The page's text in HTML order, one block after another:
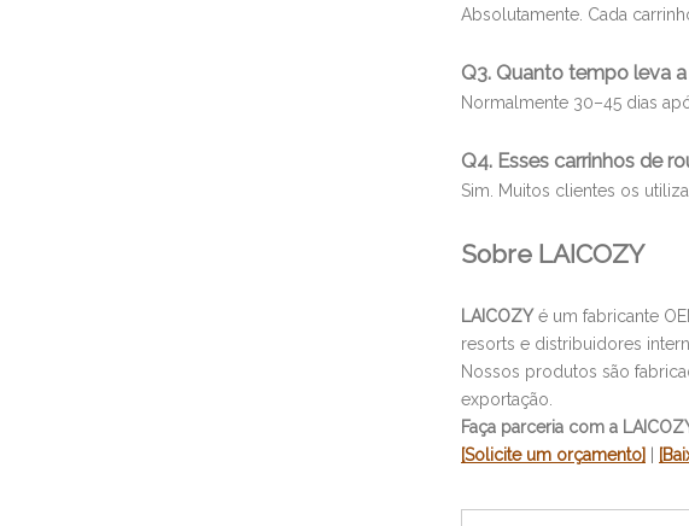
Absolutamente. Cada
Q3. Quanto tempo leva
Normalmente 30–45 dias
Q4. Esses carrinhos de
Sim. Muitos clientes os
Sobre LAICOZY
LAICOZY é um fabricante
resorts e distribuidores
Nossos produtos são
exportação.
Faça parceria com a
[Solicite um orçamento]